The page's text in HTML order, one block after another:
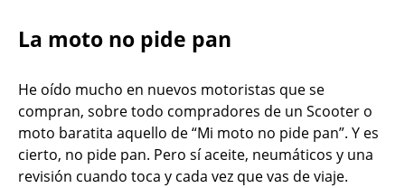
La moto no pide pan
He oído mucho en nuevos motoristas que se
compran, sobre todo compradores de un Scooter o
moto baratita aquello de “Mi moto no pide pan”. Y es
cierto, no pide pan. Pero sí aceite, neumáticos y una
revisión cuando toca y cada vez que vas de viaje.